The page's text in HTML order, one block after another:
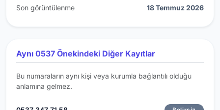
Son görüntülenme
18 Temmuz 2026
Aynı 0537 Önekindeki Diğer Kayıtlar
Bu numaraların aynı kişi veya kurumla bağlantılı olduğu
anlamına gelmez.